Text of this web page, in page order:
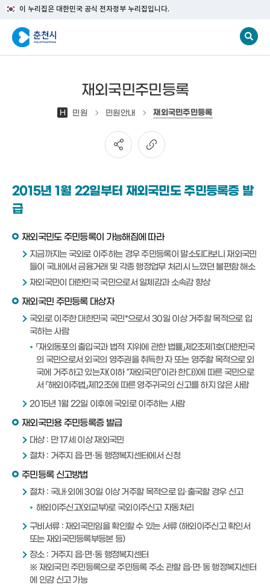
이 누리집은 대한민국 공식 전자정부 누리집입니다.
재외국민주민등록
H 민원 민원안내 재외국민주민등록
2015년 1월 22일부터 재외국민도 주민등록증 발
급
재외국민도 주민등록이 가능해짐에 따라
지금까지는 국외로 이주하는 경우 주민등록이 말소되다보니 재외국민
들이 국내에서 금융거래 및 각종 행정업무 처리시 느꼈던 불편함 해소
재외국민이 대한민국 국민으로서 일체감과 소속감 향상
재외국민 주민등록 대상자
국외로 이주한 대한민국 국민*으로서 30일 이상 거주할 목적으로 입
국하는 사람
「재외동포의 출입국과 법적 지위에 관한 법률」제2조제1호(대한민국
의 국민으로서 외국의 영주권을 취득한 자 또는 영주할 목적으로 외
국에 거주하고 있는자(이하 “재외국민”이라 한다))에 따른 국민으로
서 「해외이주법」제12조에 따른 영주귀국의 신고를 하지 않은 사람
2015년 1월 22일 이후에 국외로 이주하는 사람
재외국민용 주민등록증 발급
대상 : 만 17세 이상 재외국민
절차 : 거주지 읍·면·동 행정복지센터에서 신청
주민등록 신고방법
절차 : 국내·외에 30일 이상 거주할 목적으로 입·출국할 경우 신고
해외이주신고(외교부)로 국외이주신고 자동처리
구비서류 : 재외국민임을 확인할 수 있는 서류 (해외이주신고 확인서
또는 재외국민등록부등본 등)
장소 : 거주지 읍·면·동 행정복지센터
※ 재외국민 주민등록으로 주민등록 주소 관할 읍·면·동 행정복지센터
에 인감 신고 가능